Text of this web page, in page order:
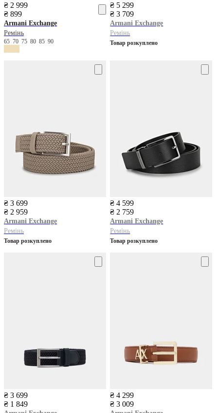
₴ 2 999
₴ 899
Armani Exchange
Ремінь
65 70 75 80 85 90
₴ 5 299
₴ 3 709
Armani Exchange
Ремінь
Товар розкуплено
₴ 3 699
₴ 2 959
Armani Exchange
Ремінь
Товар розкуплено
₴ 4 599
₴ 2 759
Armani Exchange
Ремінь
Товар розкуплено
₴ 3 699
₴ 1 849
₴ 4 299
₴ 3 009